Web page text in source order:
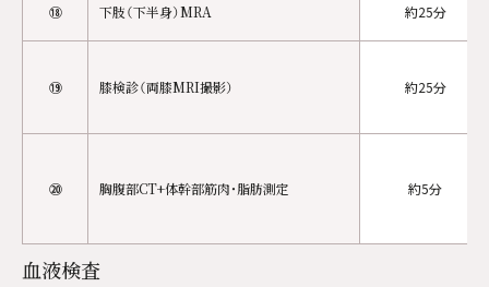
⑱ 下肢（下半身）MRA 約25分
⑲ 膝検診（両膝MRI撮影） 約25分
⑳ 胸腹部CT+体幹部筋肉・脂肪測定 約5分
血液検査